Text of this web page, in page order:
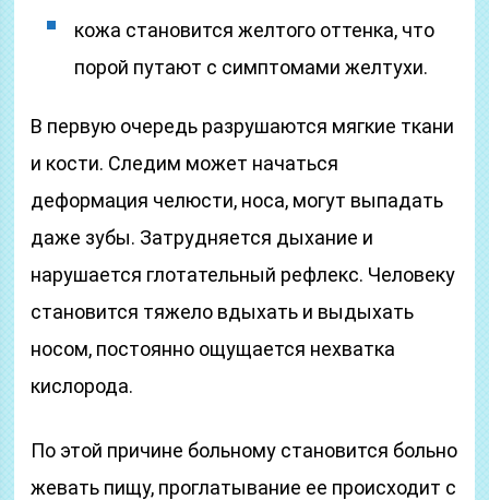
кожа становится желтого оттенка, что
порой путают с симптомами желтухи.
В первую очередь разрушаются мягкие ткани
и кости. Следим может начаться
деформация челюсти, носа, могут выпадать
даже зубы. Затрудняется дыхание и
нарушается глотательный рефлекс. Человеку
становится тяжело вдыхать и выдыхать
носом, постоянно ощущается нехватка
кислорода.
По этой причине больному становится больно
жевать пищу, проглатывание ее происходит с